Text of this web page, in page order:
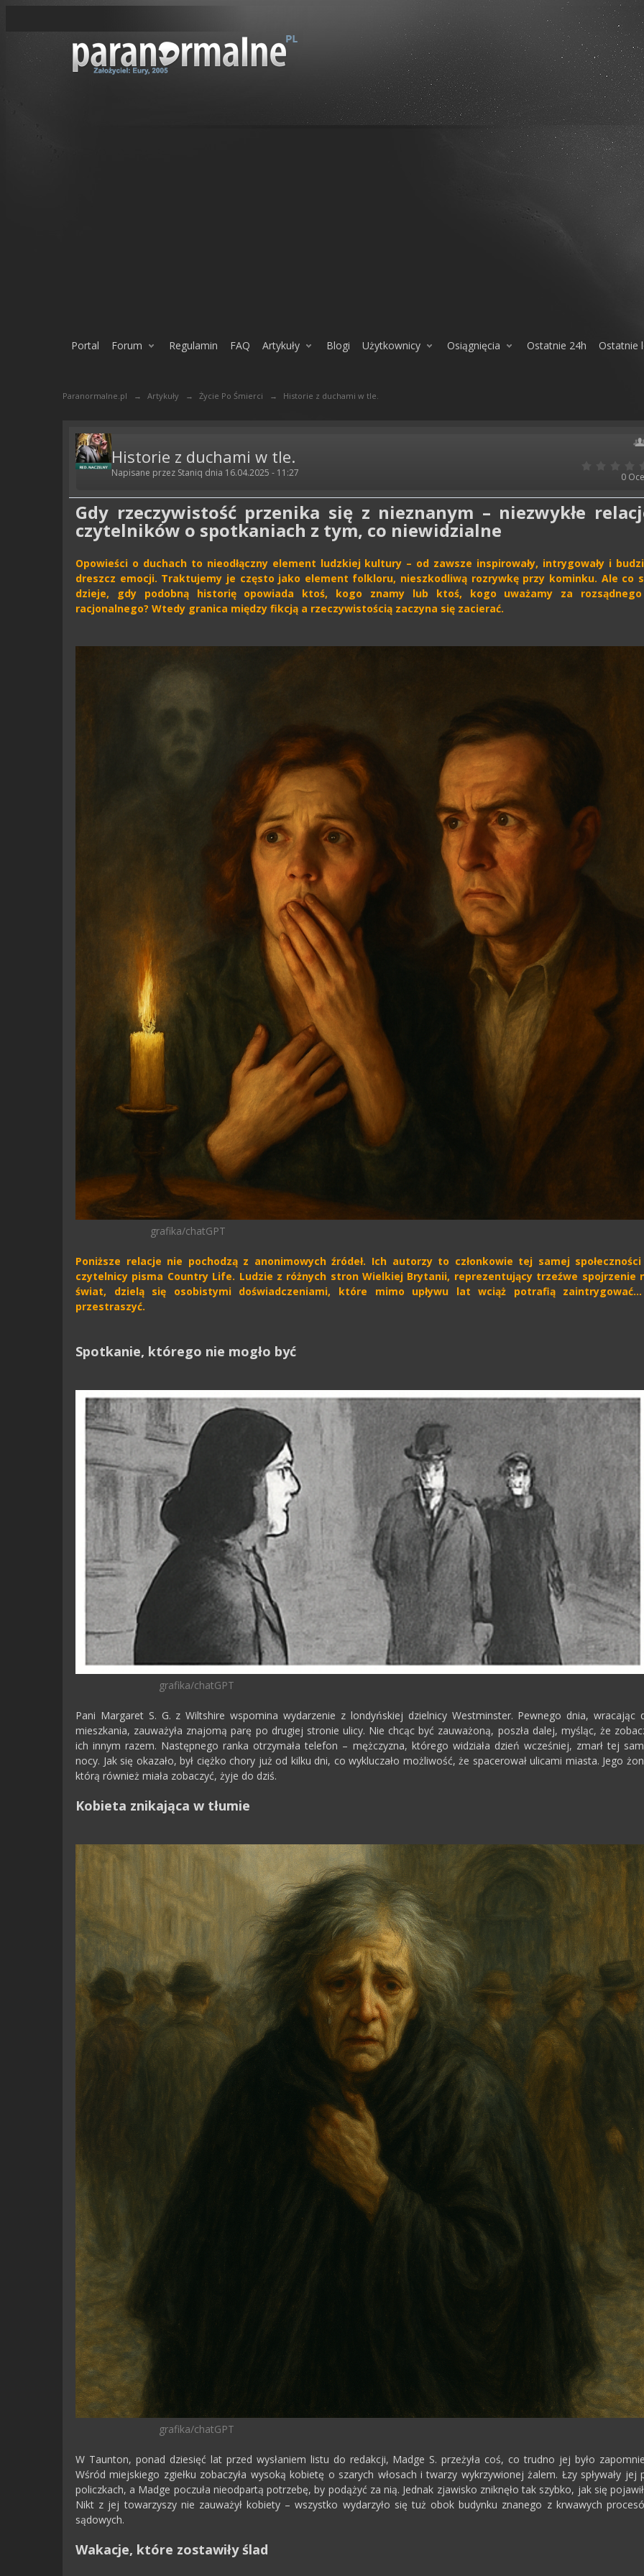
Portal Forum Regulamin FAQ Artykuły Blogi Użytkownicy Osiągnięcia Ostatnie 24h Ostatnie
Paranormalne.pl → Artykuły → Życie Po Śmierci → Historie z duchami w tle.
0
Historie z duchami w tle.
Napisane przez Staniq dnia 16.04.2025 - 11:27
Gdy rzeczywistość przenika się z nieznanym – niezwykłe
czytelników o spotkaniach z tym, co niewidzialne
Opowieści o duchach to nieodłączny element ludzkiej kultury – od zawsze inspirowały, intrygowały i
dreszcz emocji. Traktujemy je często jako element folkloru, nieszkodliwą rozrywkę przy kominku. Ale co
dzieje, gdy podobną historię opowiada ktoś, kogo znamy lub ktoś, kogo uważamy za
racjonalnego? Wtedy granica między fikcją a rzeczywistością zaczyna się zacierać.
grafika/chatGPT
Poniższe relacje nie pochodzą z anonimowych źródeł. Ich autorzy to członkowie tej samej
czytelnicy pisma Country Life. Ludzie z różnych stron Wielkiej Brytanii, reprezentujący trzeźwe spojrzenie
świat, dzielą się osobistymi doświadczeniami, które mimo upływu lat wciąż potrafią
przestraszyć.
Spotkanie, którego nie mogło być
grafika/chatGPT
Pani Margaret S. G. z Wiltshire wspomina wydarzenie z londyńskiej dzielnicy Westminster. Pewnego dnia, wracając
mieszkania, zauważyła znajomą parę po drugiej stronie ulicy. Nie chcąc być zauważoną, poszła dalej, myśląc, że
ich innym razem. Następnego ranka otrzymała telefon – mężczyzna, którego widziała dzień wcześniej, zmarł tej
nocy. Jak się okazało, był ciężko chory już od kilku dni, co wykluczało możliwość, że spacerował ulicami miasta. Jego
którą również miała zobaczyć, żyje do dziś.
Kobieta znikająca w tłumie
grafika/chatGPT
W Taunton, ponad dziesięć lat przed wysłaniem listu do redakcji, Madge S. przeżyła coś, co trudno jej było
Wśród miejskiego zgiełku zobaczyła wysoką kobietę o szarych włosach i twarzy wykrzywionej żalem. Łzy spływały jej
policzkach, a Madge poczuła nieodpartą potrzebę, by podążyć za nią. Jednak zjawisko zniknęło tak szybko, jak się
Nikt z jej towarzyszy nie zauważył kobiety – wszystko wydarzyło się tuż obok budynku znanego z krwawych
sądowych.
Wakacje, które zostawiły ślad